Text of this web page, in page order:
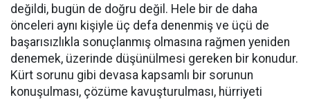
değildi, bugün de doğru değil. Hele bir de daha
önceleri aynı kişiyle üç defa denenmiş ve üçü de
başarısızlıkla sonuçlanmış olmasına rağmen yeniden
denemek, üzerinde düşünülmesi gereken bir konudur.
Kürt sorunu gibi devasa kapsamlı bir sorunun
konuşulması, çözüme kavuşturulması, hürriyeti